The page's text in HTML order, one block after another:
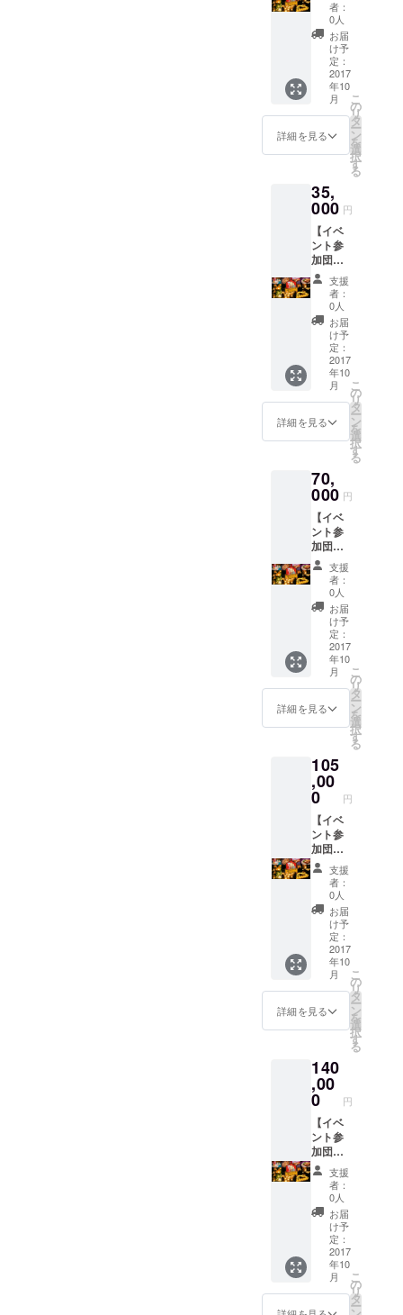
ンディ
ング終
了後
は、
フェス
のLINE
＠に登
録して
席の予
約確保
いま
す。以
下の
URLか
らLINE
＠に登
録し
て、
「食
フェス
予約希
望」と
メッ
セージ
をお送
さい。
担当ス
いたし
ます。
ご予約
URL：
https://li
ne.me/
R/ti/p/%
40kkz2
987k ★
募集期
間終了
直後、
主催者
からの
メール
が届き
変更が
ござい
ます。
ご理解
のほど
よろし
くお願
いいた
しま
す。 ※
主催者
からの
案内
メール
が届き
ます♪
フェス
（３，
０００
円分チ
ケット
+１，０
００円
分追加
チケッ
ト）×２
００円
分）』
を会場
にてお
渡しし
ます。
（パト
ロン様
と分か
る内容
確認の
上お渡
しとな
りま
す） ★
オリジ
ナルワ
ント ★
余った
チケッ
トは、
協賛企
業『ワ
インビ
スト
ロ・レ
ンチン
(福岡市
内飲食
店)』で
使用可
能 ★事
優先案
内（ラ
にて簡
単予
約）
クラウ
ドファ
ンディ
ング終
了後
は、
フェス
のLINE
＠に登
録して
頂き、
席の予
約確保
めして
いま
URLか
らLINE
＠に登
録し
て、
「食
フェス
予約希
望」と
メッ
セージ
をお送
りくだ
さい。
担当ス
タッフ
ス】 美
味しい
にんに
くを堪
能しな
がら幻
想的な
キャン
ドルの
明かり
で癒さ
ととき
を仲間
と一緒
に過ご
しませ
んか？
★『国
産にん
にく
フェス
（３，
０００
円分チ
ケット
+１，０
００円
分追加
ト）×５
（総額
２０，
０００
円
分）』
を会場
にてお
渡しし
ます。
（パト
ロン様
と分か
る内容
確認の
上お渡
しとな
りま
イング
ラスを
プレゼ
ント ★
余った
チケッ
トは、
協賛企
業『ワ
インビ
スト
ロ・レ
ンチン
(福岡市
内飲食
店)』で
使用可
能 ★事
イン＠
メール
にて簡
単予
約）
クラウ
ドファ
ンディ
ング終
了後
は、
フェス
のLINE
＠に登
録して
頂き、
席の予
者：
0人
お届
け予
定：
2017
年10
月
詳細を見る
こ
の
リ
タ
ー
ン
を
選
択
す
る
35,
000 円
【イベ
ント参
加団体
１０名
様コー
ス】 美
味しい
にんに
くを堪
能しな
がら幻
想的な
キャン
ドルの
明かり
で癒さ
ととき
を仲間
と一緒
に過ご
しませ
んか？
★『国
産にん
にく
フェス
（３，
０００
円分チ
ケット
+１，０
００円
分追加
ト）×１
分（総
額４
０，０
００円
分）』
を会場
にてお
渡しし
ます。
（パト
ロン様
と分か
る内容
確認の
上お渡
しとな
りま
す） ★
ラスを
プレゼ
ント ★
余った
チケッ
トは、
協賛企
業『ワ
インビ
スト
ロ・レ
ンチン
(福岡市
内飲食
店)』で
使用可
能 ★事
前予約
支援
者：
0人
お届
け予
定：
2017
年10
月
詳細を見る
こ
の
リ
タ
ー
ン
を
選
択
す
る
70,
000 円
【イベ
ント参
加団体
２０名
様コー
ス】 美
味しい
にんに
くを堪
能しな
がら幻
想的な
キャン
ドルの
明かり
で癒さ
ととき
を仲間
と一緒
に過ご
しませ
んか？
★『国
産にん
にく
フェス
（３，
０００
円分チ
ケット
+１，０
００円
分追加
チケッ
ト）×２
０名様
額８
０，０
００円
分）』
を会場
にてお
渡しし
ます。
（パト
ロン様
と分か
る内容
確認の
上お渡
しとな
りま
す） ★
オリジ
支援
者：
0人
お届
け予
定：
2017
年10
月
詳細を見る
こ
の
リ
タ
ー
ン
を
選
択
す
る
105
,00
0 円
【イベ
ント参
加団体
３０名
様コー
ス】 美
味しい
にんに
くを堪
能しな
がら幻
想的な
キャン
ドルの
明かり
で癒さ
ととき
を仲間
と一緒
に過ご
しませ
んか？
★『国
産にん
にく
フェス
（３，
０００
円分チ
ケット
+１，０
００円
分追加
チケッ
支援
者：
0人
お届
け予
定：
2017
年10
月
詳細を見る
こ
の
リ
タ
ー
ン
を
選
択
す
る
140
,00
0 円
【イベ
ント参
加団体
４０名
様コー
ス】 美
味しい
にんに
くを堪
能しな
がら幻
想的な
キャン
ドルの
支援
者：
0人
お届
け予
定：
2017
年10
月
こ
の
リ
タ
ー